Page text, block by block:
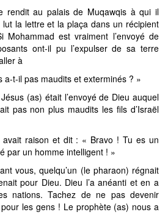
rendit au palais de Muqawqis à qui il
la lettre et la plaça dans un récipient
est vraiment l’envoyé de
ont-il pu l’expulser de sa terre
à
a-t-il pas maudits et exterminés ? »
(as) était l’envoyé de Dieu auquel
pas non plus maudits les fils d’Israël
avait raison et dit : « Bravo ! Tu es un
par un homme intelligent ! »
vous, quelqu’un (le pharaon) régnait
pour Dieu. Dieu l’a anéanti et en a
nations. Tachez de ne pas devenir
les gens ! Le prophète (as) nous a